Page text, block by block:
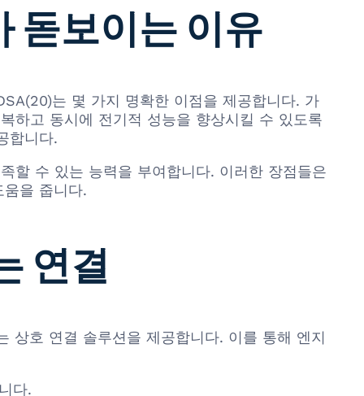
보이는 이유
는 몇 가지 명확한 이점을 제공합니다. 가
하고 동시에 전기적 성능을 향상시킬 수 있도록
합니다.
할 수 있는 능력을 부여합니다. 이러한 장점들은
을 줍니다.
연결
상호 연결 솔루션을 제공합니다. 이를 통해 엔지
다.